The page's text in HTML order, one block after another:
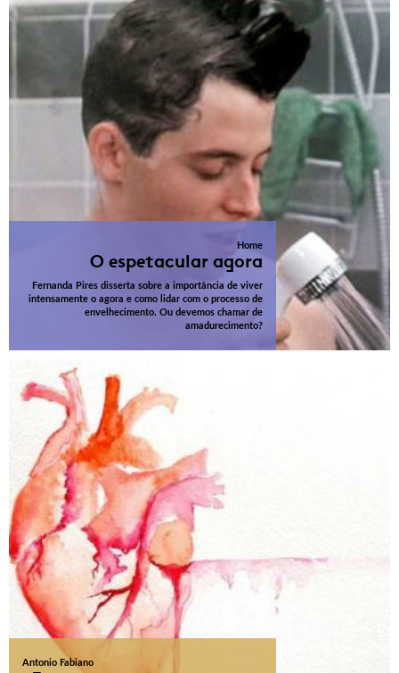
Home
O espetacular agora
Fernanda Pires disserta sobre a importância de viver
intensamente o agora e como lidar com o processo de
envelhecimento. Ou devemos chamar de
amadurecimento?
Antonio Fabiano